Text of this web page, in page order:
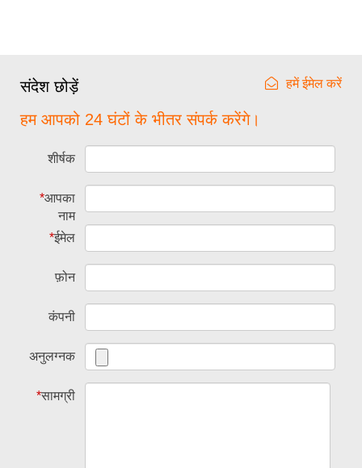
संदेश छोड़ें हमें ईमेल करें
हम आपको 24 घंटों के भीतर संपर्क करेंगे।
शीर्षक
*आपका
नाम
*ईमेल
फ़ोन
कंपनी
अनुलग्नक
*सामग्री